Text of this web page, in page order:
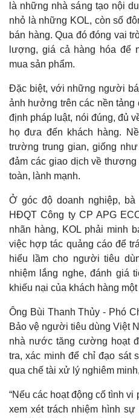
là những nhà sáng tạo nội
nhỏ là những KOL, còn số
bán hàng. Qua đó đóng vai
lượng, giá cả hàng hóa để
mua sản phẩm.
Đặc biệt, với những người
ảnh hưởng trên các nền tảng
định pháp luật, nói đúng, đủ
họ đưa đến khách hàng.
trường trung gian, giống
đảm các giao dịch về
toàn, lành mạnh.
Ở góc độ doanh nghiệp,
HĐQT Công ty CP APG
nhãn hàng, KOL phải minh
việc hợp tác quảng cáo để
hiểu lầm cho người tiêu
nhiệm lắng nghe, đánh giá
khiếu nại của khách hàng
Ông Bùi Thanh Thủy - Phó
Bảo vệ người tiêu dùng Việt
nhà nước tăng cường hoạt
tra, xác minh để chỉ đạo sát
qua chế tài xử lý nghiêm
“Nếu các hoạt động cố tình
xem xét trách nhiệm hình